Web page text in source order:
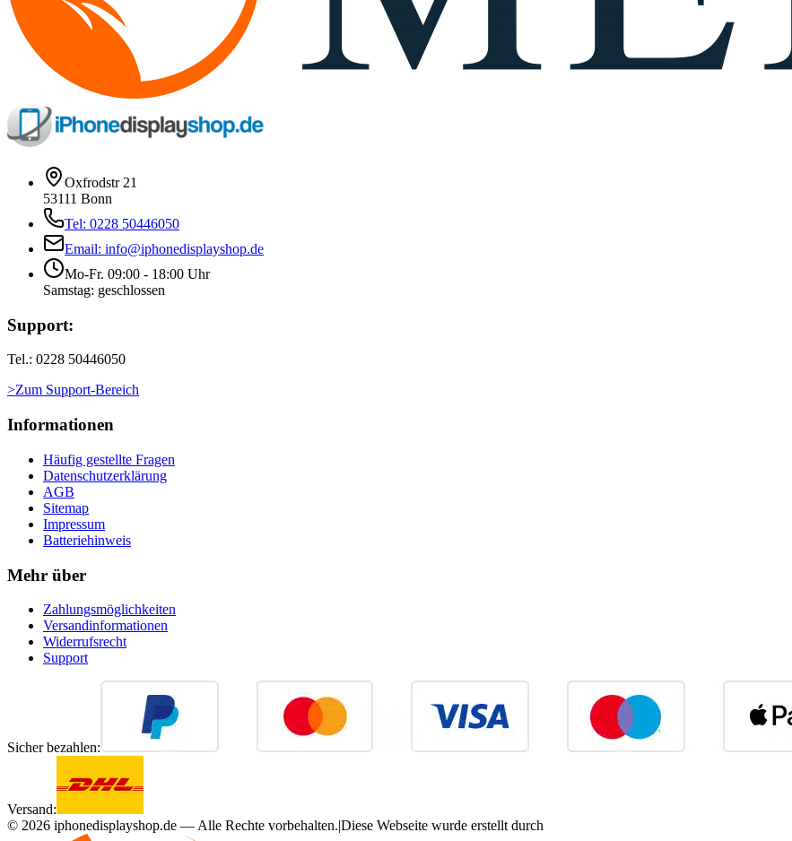
Oxfrodstr 21
53111 Bonn
Tel: 0228 50446050
Email: info@iphonedisplayshop.de
Mo-Fr. 09:00 - 18:00 Uhr
Samstag: geschlossen
Support:
Tel.: 0228 50446050
>Zum Support-Bereich
Informationen
Häufig gestellte Fragen
Datenschutzerklärung
AGB
Sitemap
Impressum
Batteriehinweis
Mehr über
Zahlungsmöglichkeiten
Versandinformationen
Widerrufsrecht
Support
Sicher bezahlen:
Versand:
© 2026 iphonedisplayshop.de — Alle Rechte vorbehalten.|Diese Webseite wurde erstellt durch